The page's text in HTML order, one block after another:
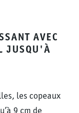
AVEC
JUSQU'À
les copeaux
9 cm de